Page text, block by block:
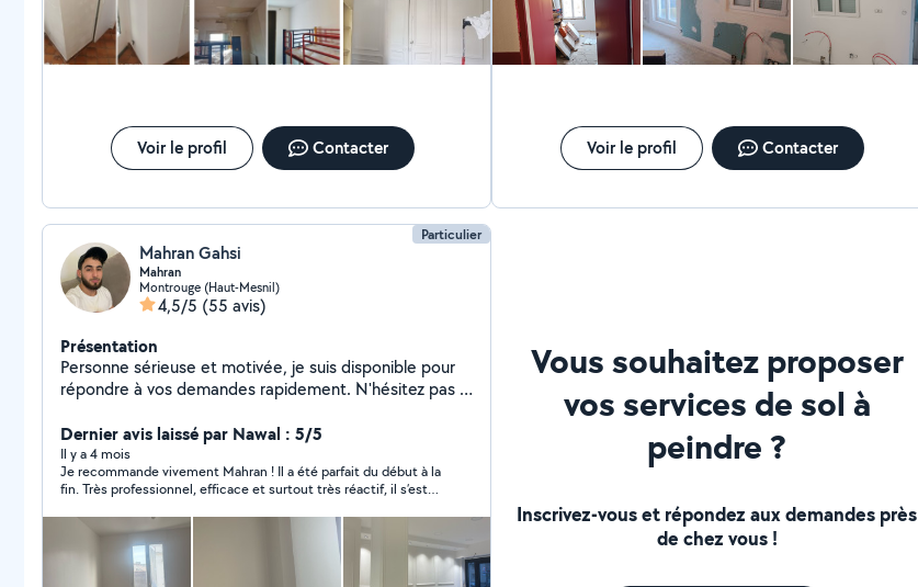
Voir le profil Contacter Voir le profil Contacter
Particulier
Mahran Gahsi
Mahran
Montrouge (Haut-Mesnil)
4,5/5 (55 avis)
Présentation
Personne sérieuse et motivée, je suis disponible pour
répondre à vos demandes rapidement. N'hésitez pas à
Dernier avis laissé par Nawal : 5/5
Il y a 4 mois
Je recommande vivement Mahran ! Il a été parfait du début à la
fin. Très professionnel, efficace et surtout très réactif, il s’est
est vraiment appréciable. Le travail a été réalisé avec soin et le
résultat est impeccable. En plus d’être compétent, il est très
sympathique et à l’écoute. Je n’hésiterai pas à refaire appel à
lui. Merci encore !
Vous souhaitez proposer
vos services de sol à
peindre ?
Inscrivez-vous et répondez aux demandes près
de chez vous !